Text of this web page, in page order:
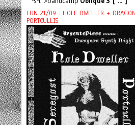
LUN 21/09 : HOLE DWELLER +
PORTCULLIS